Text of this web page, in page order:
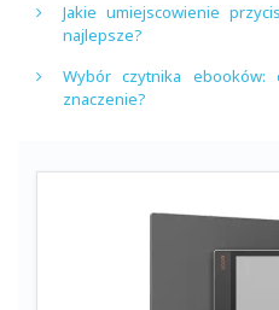
Jakie umiejscowienie
najlepsze?
Wybór czytnika ebooków:
znaczenie?